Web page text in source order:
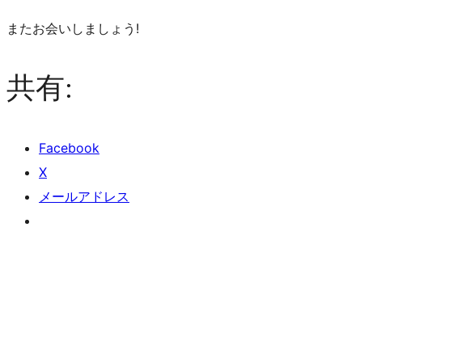
またお会いしましょう!
共有:
Facebook
X
メールアドレス